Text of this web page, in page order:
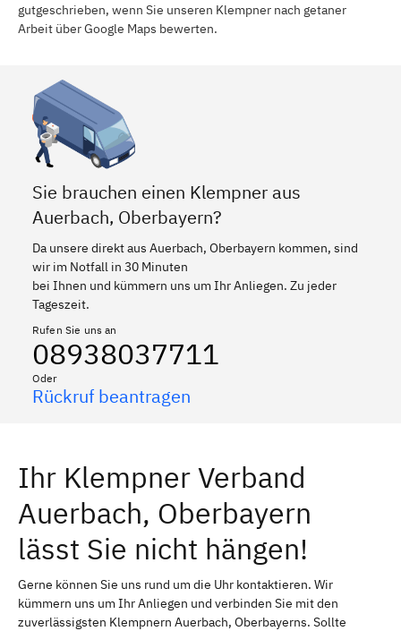
gutgeschrieben, wenn Sie unseren Klempner nach getaner
Arbeit über Google Maps bewerten.
Sie brauchen einen Klempner aus
Auerbach, Oberbayern?
Da unsere direkt aus Auerbach, Oberbayern kommen, sind
wir im Notfall in 30 Minuten
bei Ihnen und kümmern uns um Ihr Anliegen. Zu jeder
Tageszeit.
Rufen Sie uns an
08938037711
Oder
Rückruf beantragen
Ihr Klempner Verband
Auerbach, Oberbayern
lässt Sie nicht hängen!
Gerne können Sie uns rund um die Uhr kontaktieren. Wir
kümmern uns um Ihr Anliegen und verbinden Sie mit den
zuverlässigsten Klempnern Auerbach, Oberbayerns. Sollte